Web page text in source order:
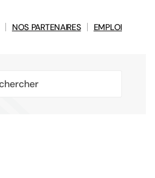
NOS PARTENAIRES EMPLOI